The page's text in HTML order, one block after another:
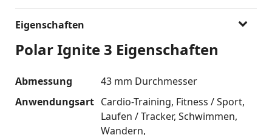
Eigenschaften
Polar Ignite 3 Eigenschaften
Abmessung
43 mm Durchmesser
Anwendungsart Cardio-Training Fitness / Sport
Laufen / Tracker Schwimmen
Wandern